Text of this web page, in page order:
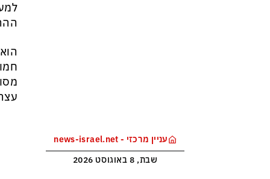
עניין מרכזי - news-israel.net
שבת, 8 באוגוסט 2026